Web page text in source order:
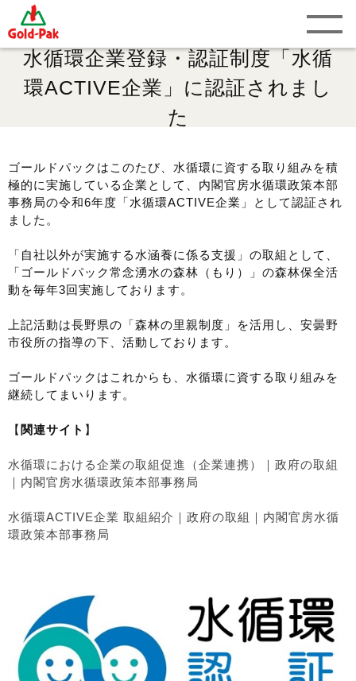
水循環企業登録・認証制度「水循
環ACTIVE企業」に認証されまし
た
ゴールドパックはこのたび、水循環に資する取り組みを積
極的に実施している企業として、内閣官房水循環政策本部
事務局の令和6年度「水循環ACTIVE企業」として認証され
ました。
「自社以外が実施する水涵養に係る支援」の取組として、
「ゴールドパック常念湧水の森林（もり）」の森林保全活
動を毎年3回実施しております。
上記活動は長野県の「森林の里親制度」を活用し、安曇野
市役所の指導の下、活動しております。
ゴールドパックはこれからも、水循環に資する取り組みを
継続してまいります。
【 関連サイト 】
水循環における企業の取組促進（企業連携）｜政府の取組
｜内閣官房水循環政策本部事務局
水循環ACTIVE企業 取組紹介｜政府の取組｜内閣官房水循
環政策本部事務局